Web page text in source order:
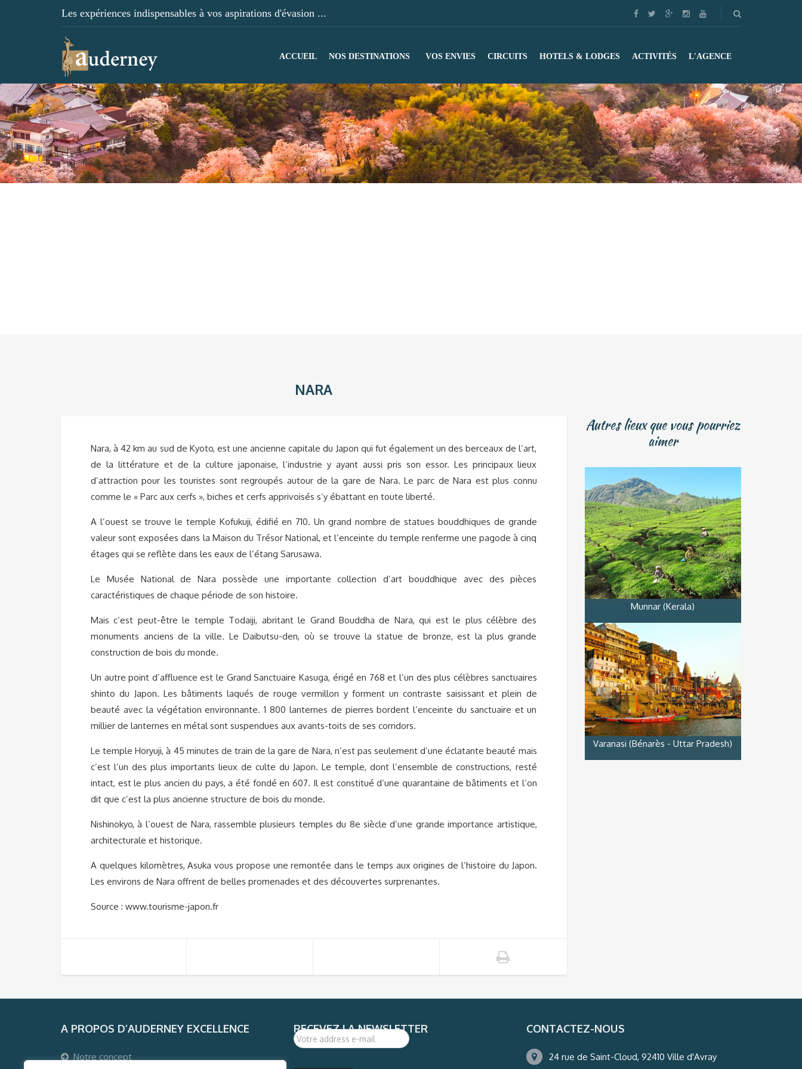
Les expériences indispensables à vos aspirations d'évasion ...
ACCUEIL NOS DESTINATIONS VOS ENVIES CIRCUITS HOTELS & LODGES ACTIVITÉS L'AGENCE
NARA
Nara, à 42 km au sud de Kyoto, est une ancienne capitale du Japon qui fut également un des berceaux de l’art,
de la littérature et de la culture japonaise, l’industrie y ayant aussi pris son essor. Les principaux lieux
d’attraction pour les touristes sont regroupés autour de la gare de Nara. Le parc de Nara est plus connu
comme le « Parc aux cerfs », biches et cerfs apprivoisés s’y ébattant en toute liberté.
A l’ouest se trouve le temple Kofukuji, édifié en 710. Un grand nombre de statues bouddhiques de grande
valeur sont exposées dans la Maison du Trésor National, et l’enceinte du temple renferme une pagode à cinq
étages qui se reflète dans les eaux de l’étang Sarusawa.
Le Musée National de Nara possède une importante collection d’art bouddhique avec des pièces
caractéristiques de chaque période de son histoire.
Mais c’est peut-être le temple Todaiji, abritant le Grand Bouddha de Nara, qui est le plus célèbre des
monuments anciens de la ville. Le Daibutsu-den, où se trouve la statue de bronze, est la plus grande
construction de bois du monde.
Un autre point d’affluence est le Grand Sanctuaire Kasuga, érigé en 768 et l’un des plus célèbres sanctuaires
shinto du Japon. Les bâtiments laqués de rouge vermillon y forment un contraste saisissant et plein de
beauté avec la végétation environnante. 1 800 lanternes de pierres bordent l’enceinte du sanctuaire et un
millier de lanternes en métal sont suspendues aux avants-toits de ses corridors.
Le temple Horyuji, à 45 minutes de train de la gare de Nara, n’est pas seulement d’une éclatante beauté mais
c’est l’un des plus importants lieux de culte du Japon. Le temple, dont l’ensemble de constructions, resté
intact, est le plus ancien du pays, a été fondé en 607. Il est constitué d’une quarantaine de bâtiments et l’on
dit que c’est la plus ancienne structure de bois du monde.
Nishinokyo, à l’ouest de Nara, rassemble plusieurs temples du 8e siècle d’une grande importance artistique,
architecturale et historique.
A quelques kilomètres, Asuka vous propose une remontée dans le temps aux origines de l’histoire du Japon.
Les environs de Nara offrent de belles promenades et des découvertes surprenantes.
Source : www.tourisme-japon.fr
Autres lieux que vous pourriez
aimer
Munnar (Kerala)
Varanasi (Bénarès - Uttar Pradesh)
A PROPOS D’AUDERNEY EXCELLENCE
Notre concept
RECEVEZ LA NEWSLETTER CONTACTEZ-NOUS
24 rue de Saint-Cloud, 92410 Ville d'Avray